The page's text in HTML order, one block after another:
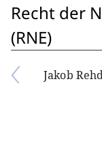
Recht der
(RNE)
Jakob